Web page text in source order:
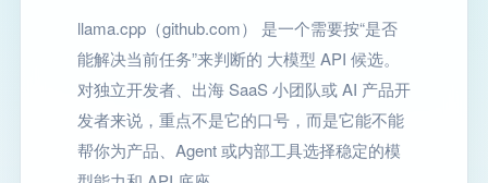
llama.cpp（github.com） 是一个需要按“是否
能解决当前任务”来判断的 大模型 API 候选。
对独立开发者、出海 SaaS 小团队或 AI 产品开
发者来说，重点不是它的口号，而是它能不能
帮你为产品、Agent 或内部工具选择稳定的模